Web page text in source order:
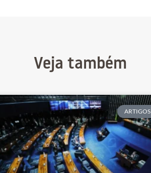
Veja também
ARTIGOS